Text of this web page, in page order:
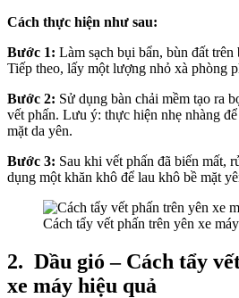
Cách thực hiện như sau:
Bước 1: Làm sạch bụi bẩn, bùn đất trên
Tiếp theo, lấy một lượng nhỏ xà phòng
Bước 2: Sử dụng bàn chải mềm tạo ra
vết phấn. Lưu ý: thực hiện nhẹ nhàng
mặt da yên.
Bước 3: Sau khi vết phấn đã biến mất,
dụng một khăn khô để lau khô bề mặt
Cách tẩy vết phấn trên yên xe
2. Dầu gió – Cách tẩy
xe máy hiệu quả